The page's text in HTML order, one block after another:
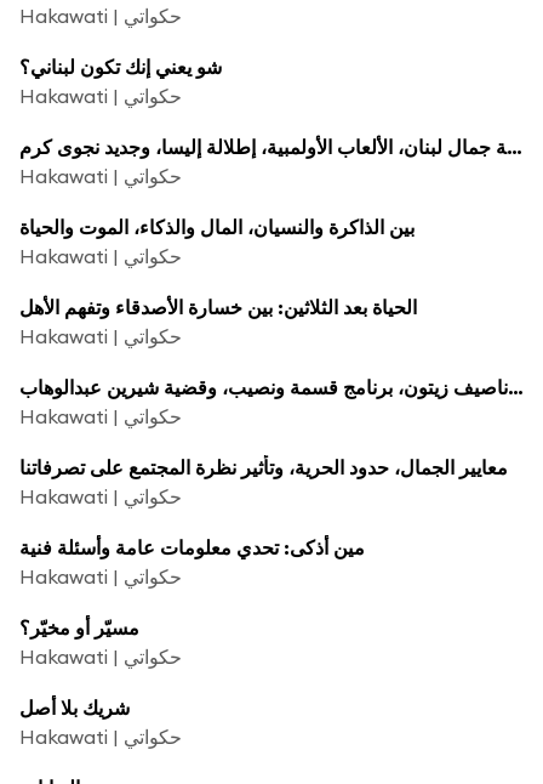
Hakawati | حكواتي
شو يعني إنك تكون لبناني؟
Hakawati | حكواتي
ملكة جمال لبنان، الألعاب الأولمبية، إطلالة إليسا، وجديد نجوى كرم
Hakawati | حكواتي
بين الذاكرة والنسيان، المال والذكاء، الموت والحياة
Hakawati | حكواتي
الحياة بعد الثلاثين: بين خسارة الأصدقاء وتفهم الأهل
Hakawati | حكواتي
زفاف ناصيف زيتون، برنامج قسمة ونصيب، وقضية شيرين عبدالوهاب
Hakawati | حكواتي
معايير الجمال، حدود الحرية، وتأثير نظرة المجتمع على تصرفاتنا
Hakawati | حكواتي
مين أذكى: تحدي معلومات عامة وأسئلة فنية
Hakawati | حكواتي
مسيّر أو مخيّر؟
Hakawati | حكواتي
شريك بلا أصل
Hakawati | حكواتي